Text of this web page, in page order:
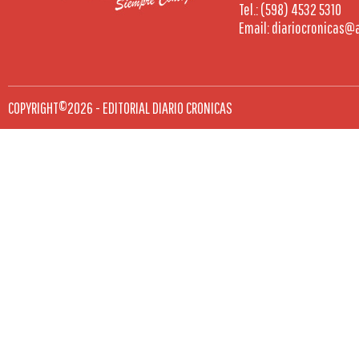
Tel.: (598) 4532 5310
Email:
COPYRIGHT©2026 - EDITORIAL DIARIO CRONICAS